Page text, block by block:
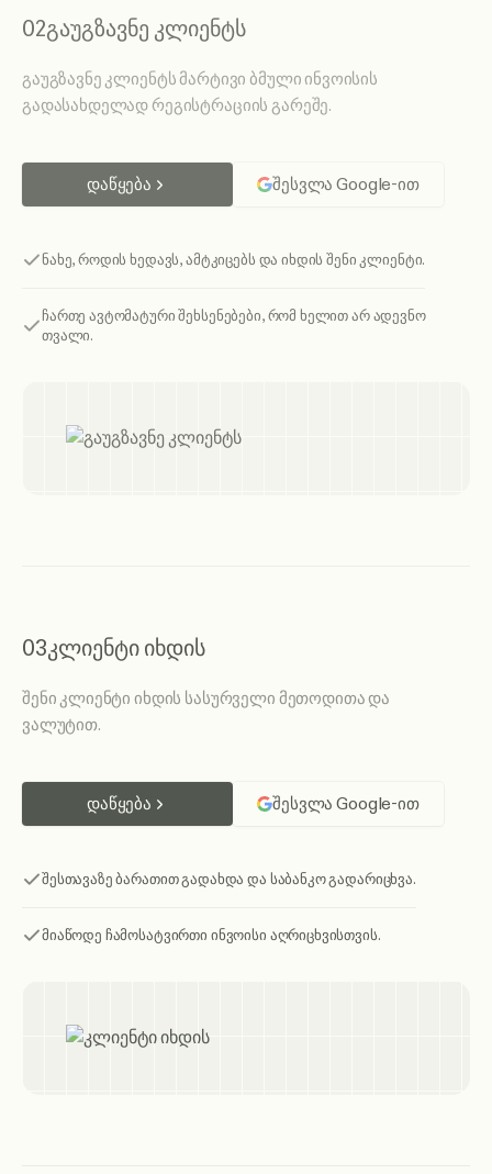
02გაუგზავნე კლიენტს
გაუგზავნე კლიენტს მარტივი ბმული ინვოისის
გადასახდელად რეგისტრაციის გარეშე.
დაწყება შესვლა Google-ით
ნახე, როდის ხედავს, ამტკიცებს და იხდის შენი კლიენტი.
ჩართე ავტომატური შეხსენებები, რომ ხელით არ ადევნო
თვალი.
03კლიენტი იხდის
შენი კლიენტი იხდის სასურველი მეთოდითა და
ვალუტით.
დაწყება შესვლა Google-ით
შესთავაზე ბარათით გადახდა და საბანკო გადარიცხვა.
მიაწოდე ჩამოსატვირთი ინვოისი აღრიცხვისთვის.